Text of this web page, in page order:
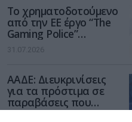
Το χρηματοδοτούμενο
από την ΕΕ έργο “The
Gaming Police”
ενισχύει την ασφάλεια
των παιδιών στο
31.07.2026
ΑΑΔΕ: Διευκρινίσεις
για τα πρόστιμα σε
παραβάσεις που
αφορούν τους ΦΗΜ